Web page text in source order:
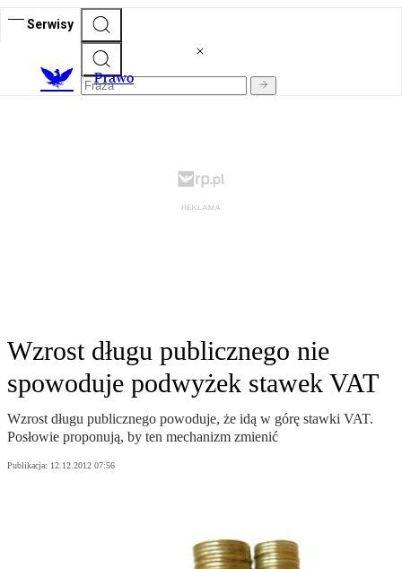
Serwisy
Prawo
Wzrost długu publicznego nie
spowoduje podwyżek stawek VAT
Wzrost długu publicznego powoduje, że idą w górę stawki VAT.
Posłowie proponują, by ten mechanizm zmienić
Publikacja: 12.12.2012 07:56